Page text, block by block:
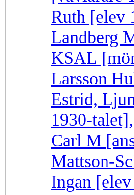
Ruth [elev
Landberg
KSAL
Larsson
Estrid,
1930-
Carl M
Mattson-
Ingan